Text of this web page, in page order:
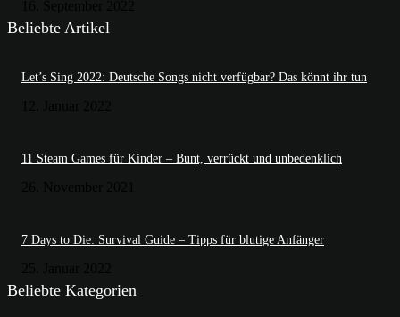
Beliebte Artikel
Let’s Sing 2022: Deutsche Songs nicht verfügbar? Das könnt ihr tun
11 Steam Games für Kinder – Bunt, verrückt und unbedenklich
7 Days to Die: Survival Guide – Tipps für blutige Anfänger
Beliebte Kategorien